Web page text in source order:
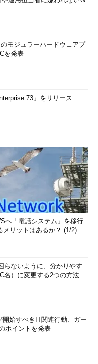
護された接続」の組み合
25／SSL
」の順番で試す
レスの「@」より右側を
いサーバーもあるので、
述のウィザードの
サーバーの設定は不要
る確率が高くなったり、受
Gmailのメールアドレスも
すると、差出人のメール
のメールが届くはずだ。こ
したり、他人のメールア
、といったことを防ぐた
認コード」（10進数列）
モジュラーハードウェアプ
を発表
73」をリリース
へ「電話システム」を移行
メリットはあるか？ (1/2)
らないように、分かりやす
名）に変更する2つの方法
開始すべきIT関連行動、ガー
ポイントを発表